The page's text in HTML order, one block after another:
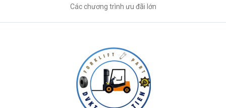
Các chương trình ưu đãi lớn